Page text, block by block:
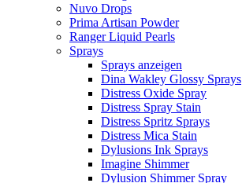
Nuvo Drops
Prima Artisan Powder
Ranger Liquid Pearls
Sprays
Sprays anzeigen
Dina Wakley Glossy Sprays
Distress Oxide Spray
Distress Spray Stain
Distress Spritz Sprays
Distress Mica Stain
Dylusions Ink Sprays
Imagine Shimmer
Dylusion Shimmer Spray